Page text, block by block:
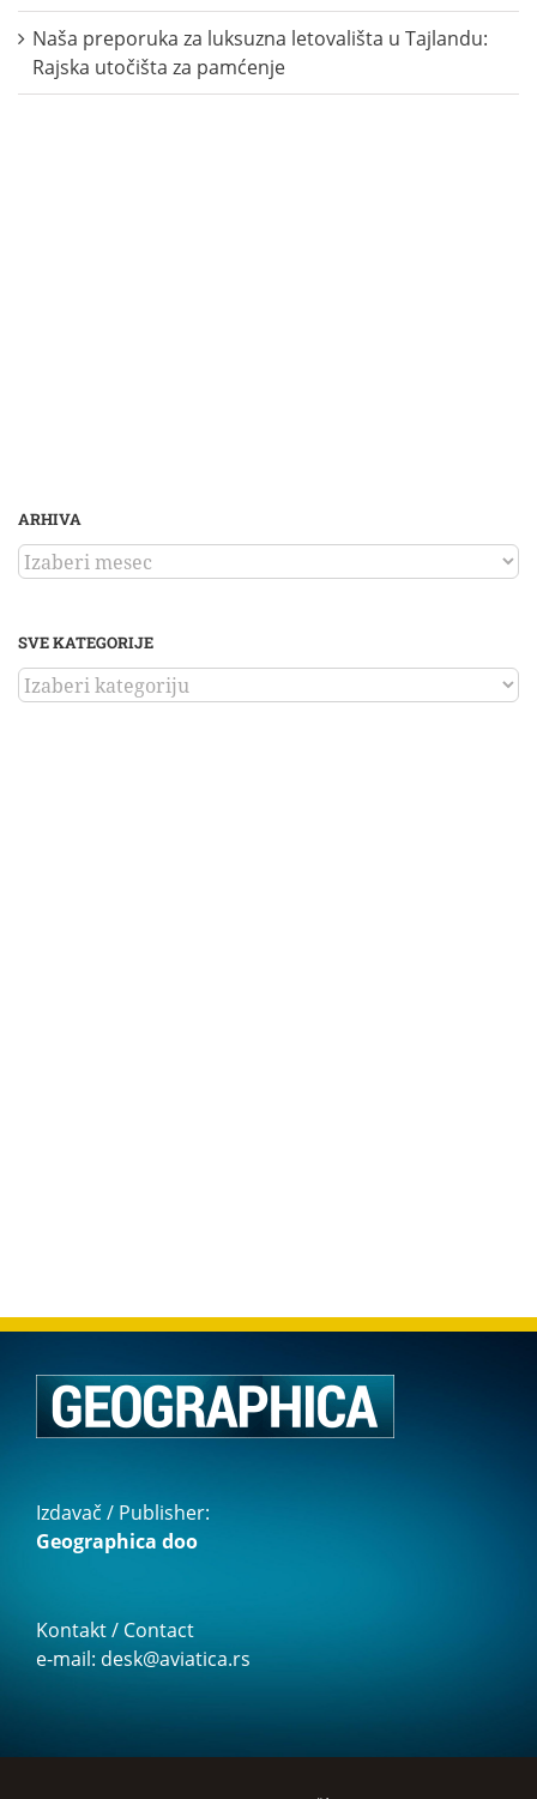
Naša preporuka za luksuzna letovališta u Tajlandu:
Rajska utočišta za pamćenje
ARHIVA
ARHIVA
SVE KATEGORIJE
SVE
KATEGORIJE
Izdavač / Publisher:
Geographica doo
Kontakt / Contact
e-mail: desk@aviatica.rs